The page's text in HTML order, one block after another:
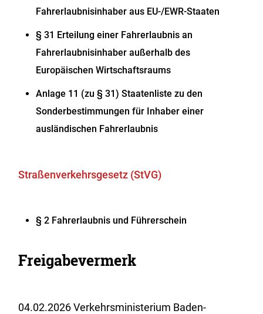
Fahrerlaubnisinhaber aus EU-/EWR-Staaten
§ 31 Erteilung einer Fahrerlaubnis an
Fahrerlaubnisinhaber außerhalb des
Europäischen Wirtschaftsraums
Anlage 11 (zu § 31) Staatenliste zu den
Sonderbestimmungen für Inhaber einer
ausländischen Fahrerlaubnis
Straßenverkehrsgesetz (StVG)
§ 2 Fahrerlaubnis und Führerschein
Freigabevermerk
04.02.2026 Verkehrsministerium Baden-